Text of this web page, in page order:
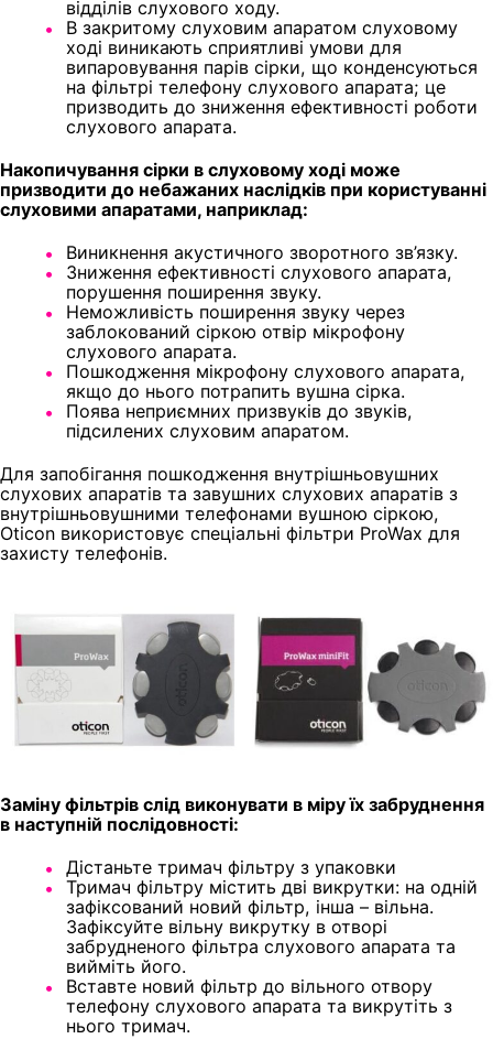
відділів слухового ходу.
В закритому слуховим апаратом слуховому
ході виникають сприятливі умови для
випаровування парів сірки, що конденсуються
на фільтрі телефону слухового апарата; це
призводить до зниження ефективності роботи
слухового апарата.
Накопичування сірки в слуховому ході може
призводити до небажаних наслідків при користуванні
слуховими апаратами, наприклад:
Виникнення акустичного зворотного зв’язку.
Зниження ефективності слухового апарата,
порушення поширення звуку.
Неможливість поширення звуку через
заблокований сіркою отвір мікрофону
слухового апарата.
Пошкодження мікрофону слухового апарата,
якщо до нього потрапить вушна сірка.
Поява неприємних призвуків до звуків,
підсилених слуховим апаратом.
Для запобігання пошкодження внутрішньовушних
слухових апаратів та завушних слухових апаратів з
внутрішньовушними телефонами вушною сіркою,
Oticon використовує спеціальні фільтри ProWax для
захисту телефонів.
Заміну фільтрів слід виконувати в міру їх забруднення
в наступній послідовності:
Дістаньте тримач фільтру з упаковки
Тримач фільтру містить дві викрутки: на одній
зафіксований новий фільтр, інша – вільна.
Зафіксуйте вільну викрутку в отворі
забрудненого фільтра слухового апарата та
вийміть його.
Вставте новий фільтр до вільного отвору
телефону слухового апарата та викрутіть з
нього тримач.